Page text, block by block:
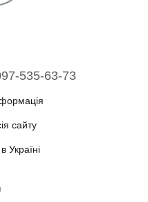
535-63-73
сайту
Україні